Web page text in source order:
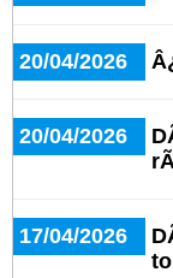
20/04/2026
20/04/2026
17/04/2026